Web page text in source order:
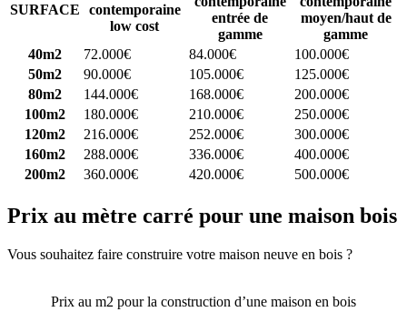
SURFACE
contemporaine
low cost
entrée de
gamme
moyen/haut de
gamme
40m2
72.000€ 84.000€
100.000€
50m2
90.000€ 105.000€
125.000€
80m2
144.000€ 168.000€
200.000€
100m2
180.000€ 210.000€
250.000€
120m2
216.000€ 252.000€
300.000€
160m2
288.000€ 336.000€
400.000€
200m2
360.000€ 420.000€ 500.000€
Prix au mètre carré pour une maison bois
Vous souhaitez faire construire votre maison neuve en bois ?
Prix au m2 pour la construction d’une maison en bois